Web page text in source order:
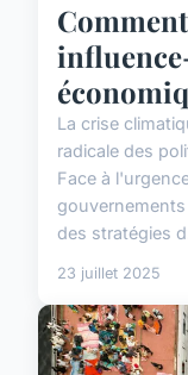
La crise
radicale des
Face à
des stratégies
23 juillet 2025